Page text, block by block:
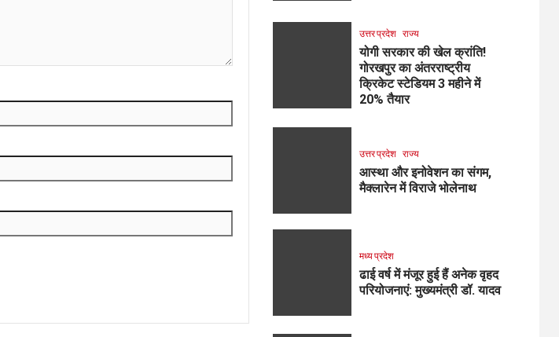
उत्तर प्रदेश राज्य
योगी सरकार की खेल क्रांति!
गोरखपुर का अंतरराष्ट्रीय
क्रिकेट स्टेडियम 3 महीने में
20% तैयार
उत्तर प्रदेश राज्य
आस्था और इनोवेशन का संगम,
मैक्लारेन में विराजे भोलेनाथ
मध्य प्रदेश
ढाई वर्ष में मंजूर हुई हैं अनेक वृहद
परियोजनाएं: मुख्यमंत्री डॉ. यादव